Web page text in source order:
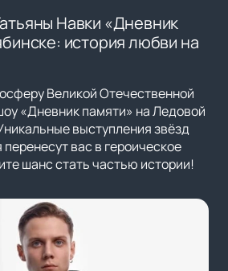
Навки «Дневник
история любви на
Великой Отечественной
«Дневник памяти» на Ледовой
выступления звёзд
вас в героическое
шанс стать частью истории!